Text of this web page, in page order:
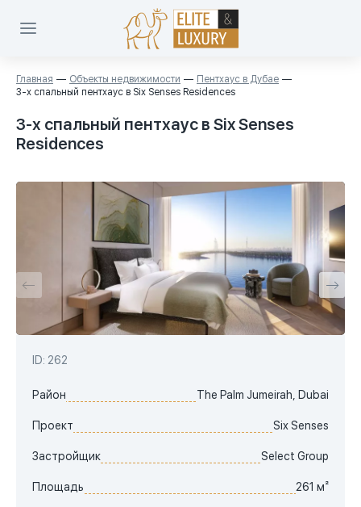
Главная Объекты недвижимости
Пентхаус в Дубае
3-х спальный пентхаус в Six Senses Residences
3-х спальный пентхаус в Six Senses
Residences
ID: 262
Район The Palm Jumeirah, Dubai
Проект Six Senses
Застройщик Select Group
Площадь 261 м²